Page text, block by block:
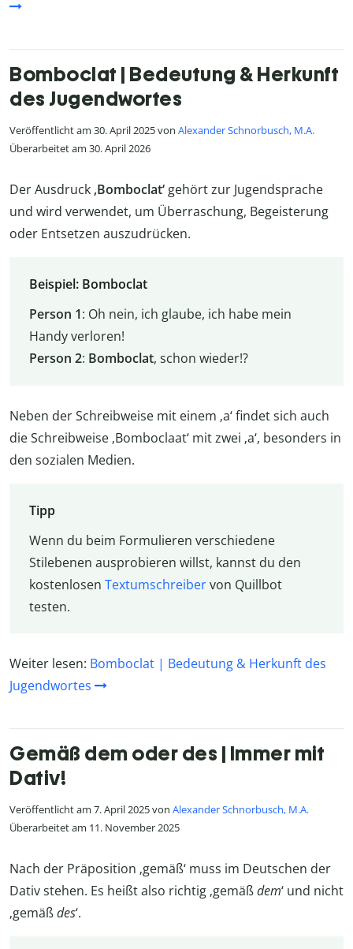
Bomboclat | Bedeutung & Herkunft
des Jugendwortes
Veröffentlicht am 30. April 2025 von Alexander Schnorbusch, M.A.
Überarbeitet am 30. April 2026
Der Ausdruck ‚Bomboclat‘ gehört zur Jugendsprache
und wird verwendet, um Überraschung, Begeisterung
oder Entsetzen auszudrücken.
Beispiel: Bomboclat
Person 1: Oh nein, ich glaube, ich habe mein
Handy verloren!
Person 2: Bomboclat, schon wieder!?
Neben der Schreibweise mit einem ‚a‘ findet sich auch
die Schreibweise ‚Bomboclaat‘ mit zwei ‚a‘, besonders in
den sozialen Medien.
Tipp
Wenn du beim Formulieren verschiedene
Stilebenen ausprobieren willst, kannst du den
kostenlosen Textumschreibervon Quillbot
testen.
Weiter lesen: Bomboclat | Bedeutung & Herkunft des
Jugendwortes
Gemäß dem oder des | Immer mit
Dativ!
Veröffentlicht am 7. April 2025 von Alexander Schnorbusch, M.A.
Überarbeitet am 11. November 2025
Nach der Präposition ‚gemäß‘ muss im Deutschen der
Dativ stehen. Es heißt also richtig ‚gemäßdem‘ und nicht
‚gemäßdes‘.